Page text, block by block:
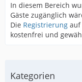
In diesem Bereich
Gäste zugänglich
Die Registrierung auf
kostenfrei und
Kategorien